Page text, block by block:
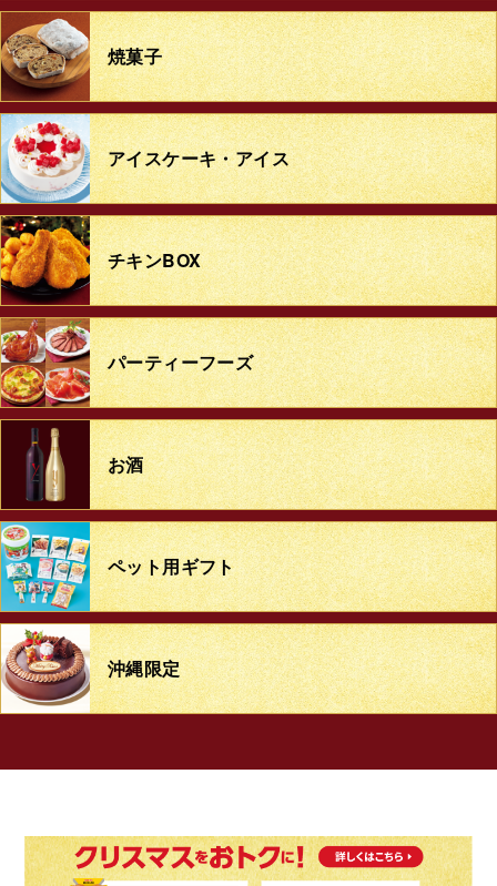
焼菓子
アイスケーキ・アイス
チキンBOX
パーティーフーズ
お酒
ペット用ギフト
沖縄限定